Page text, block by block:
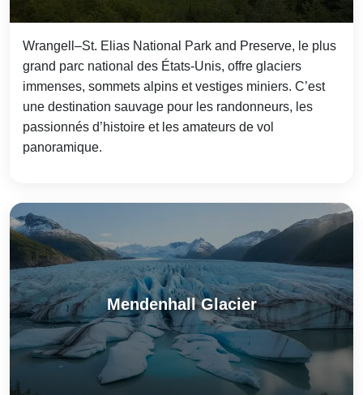
Wrangell–St. Elias National Park and Preserve, le plus
grand parc national des États‑Unis, offre glaciers
immenses, sommets alpins et vestiges miniers. C’est
une destination sauvage pour les randonneurs, les
passionnés d’histoire et les amateurs de vol
panoramique.
Mendenhall Glacier